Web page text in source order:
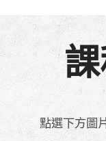
點選下方圖